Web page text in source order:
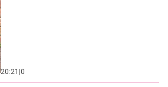
20:21 0